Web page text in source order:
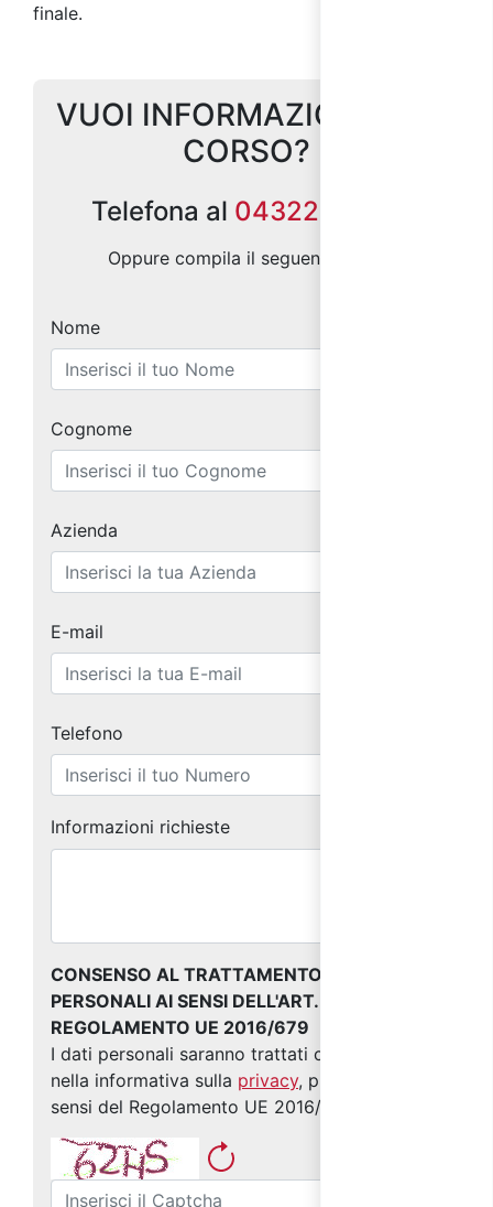
finale.
VUOI INFORMAZIONI SUL
CORSO?
Telefona al 0432299686
Oppure compila il seguente form:
Nome
Cognome
Azienda
E-mail
Telefono
Informazioni richieste
CONSENSO AL TRATTAMENTO DEI DATI
PERSONALI AI SENSI DELL'ART. 13 DEL
REGOLAMENTO UE 2016/679
I dati personali saranno trattati come indicato
nella informativa sulla privacy, predisposta ai
sensi del Regolamento UE 2016/679